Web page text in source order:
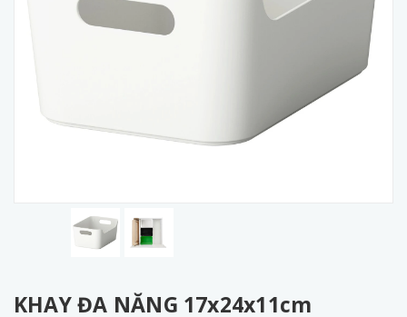
KHAY ĐA NĂNG 17x24x11cm